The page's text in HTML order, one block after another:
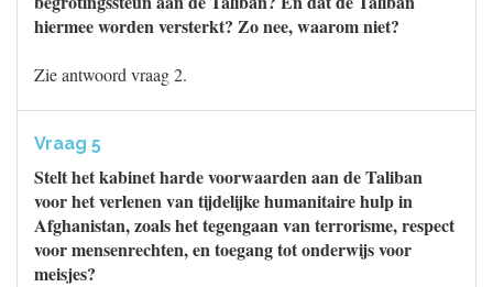
hiermee worden versterkt? Zo nee, waarom niet?
Zie antwoord vraag 2.
Vraag 5
Stelt het kabinet harde voorwaarden aan de Taliban
voor het verlenen van tijdelijke humanitaire hulp in
Afghanistan, zoals het tegengaan van terrorisme, respect
voor mensenrechten, en toegang tot onderwijs voor
meisjes?